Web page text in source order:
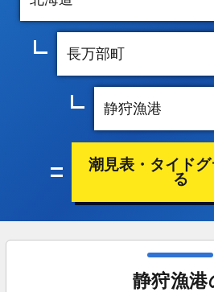
潮見表・タイド
る
静狩漁港